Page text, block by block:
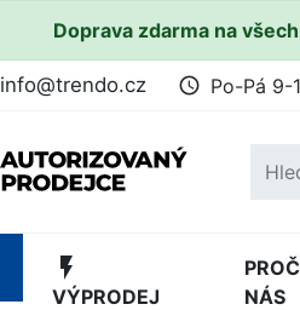
Doprava zdarma na
info@trendo.cz access_time Po-Pá 9-
flash_on
VÝPRODEJ
NÁS